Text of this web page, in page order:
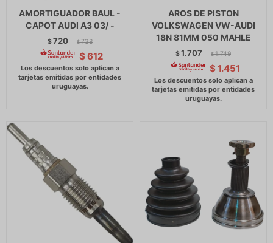
AMORTIGUADOR BAUL -
CAPOT AUDI A3 03/ -
$720 $ 738
$ 612
AROS DE PISTON
VOLKSWAGEN VW-AUDI
18N 81MM 050 MAHLE
$1.707 $ 1.749
$ 1.451